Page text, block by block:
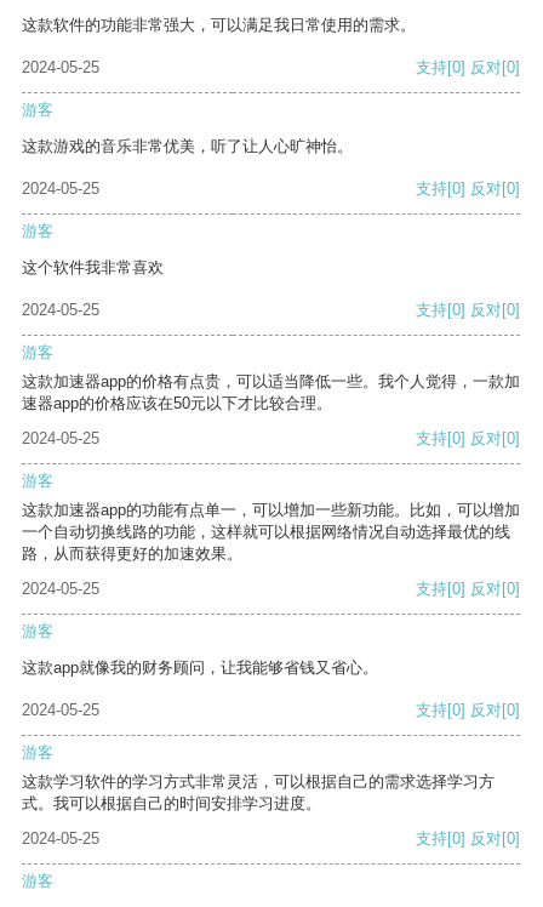
这款软件的功能非常强大，可以满足我日常使用的需求。
2024-05-25 支持[0] 反对[0]
游客
这款游戏的音乐非常优美，听了让人心旷神怡。
2024-05-25 支持[0] 反对[0]
游客
这个软件我非常喜欢
2024-05-25 支持[0] 反对[0]
游客
这款加速器app的价格有点贵，可以适当降低一些。我个人觉得，一款加
速器app的价格应该在50元以下才比较合理。
2024-05-25
支持[0] 反对[0]
游客
这款加速器app的功能有点单一，可以增加一些新功能。比如，可以增加
一个自动切换线路的功能，这样就可以根据网络情况自动选择最优的线
路，从而获得更好的加速效果。
2024-05-25
支持[0] 反对[0]
游客
这款app就像我的财务顾问，让我能够省钱又省心。
2024-05-25 支持[0] 反对[0]
游客
这款学习软件的学习方式非常灵活，可以根据自己的需求选择学习方
式。我可以根据自己的时间安排学习进度。
2024-05-25
支持[0] 反对[0]
游客